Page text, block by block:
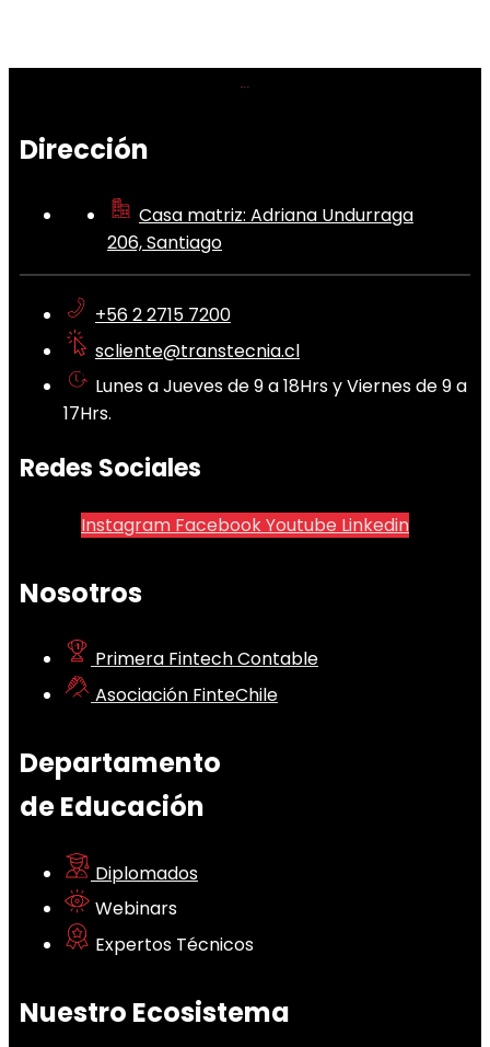
Dirección
Casa matriz: Adriana Undurraga
206, Santiago
+56 2 2715 7200
scliente@transtecnia.cl
Lunes a Jueves de 9 a 18Hrs y Viernes de 9 a
17Hrs.
Redes Sociales
Instagram FacebookYoutube Linkedin
Nosotros
Primera Fintech Contable
Asociación FinteChile
Departamento
de Educación
Diplomados
Webinars
Expertos Técnicos
Nuestro Ecosistema